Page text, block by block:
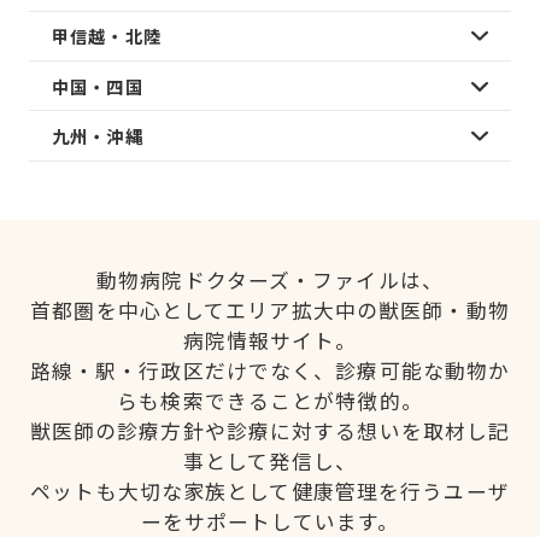
甲信越・北陸
中国・四国
九州・沖縄
動物病院ドクターズ・ファイルは、
首都圏を中心としてエリア拡大中の獣医師・動物
病院情報サイト。
路線・駅・行政区だけでなく、診療可能な動物か
らも検索できることが特徴的。
獣医師の診療方針や診療に対する想いを取材し記
事として発信し、
ペットも大切な家族として健康管理を行うユーザ
ーをサポートしています。